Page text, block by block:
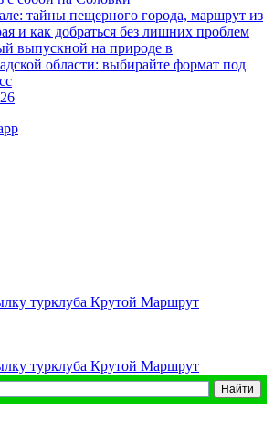
тайны пещерного города, маршрут из
и как добраться без лишних проблем
выпускной на природе в
области: выбирайте формат под